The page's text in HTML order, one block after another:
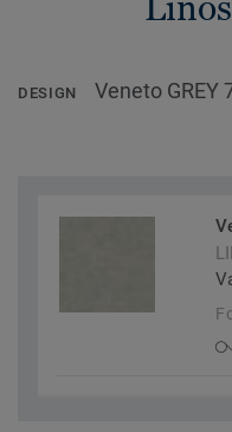
DESIGN Veneto GREY